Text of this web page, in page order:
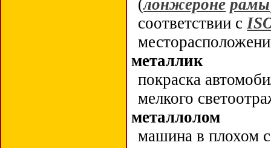
(лонжероне рамы
соответствии с
металлик
покраска
мелкого
металлолом
машина в плохом